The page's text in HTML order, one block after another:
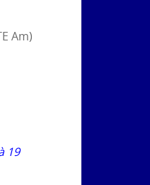
Am)
19